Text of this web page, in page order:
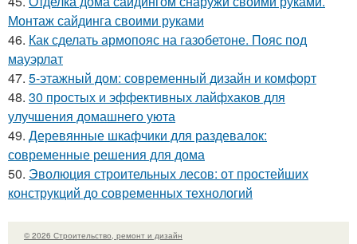
Монтаж сайдинга своими руками
46. Как сделать армопояс на газобетоне. Пояс под
мауэрлат
47. 5-этажный дом: современный дизайн и комфорт
48. 30 простых и эффективных лайфхаков для
улучшения домашнего уюта
49. Деревянные шкафчики для раздевалок:
современные решения для дома
50. Эволюция строительных лесов: от простейших
конструкций до современных технологий
© 2026 Строительство, ремонт и дизайн